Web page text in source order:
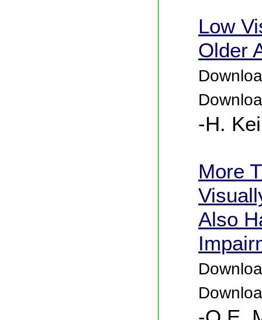
Low
Older
-H.
More
Also